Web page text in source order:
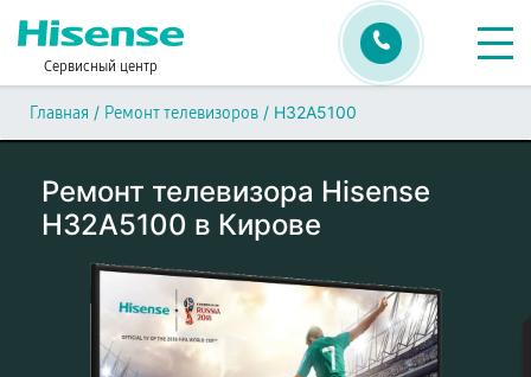
Сервисный центр
Главная / Ремонт телевизоров / H32A5100
Ремонт телевизора Hisense
H32A5100 в Кирове